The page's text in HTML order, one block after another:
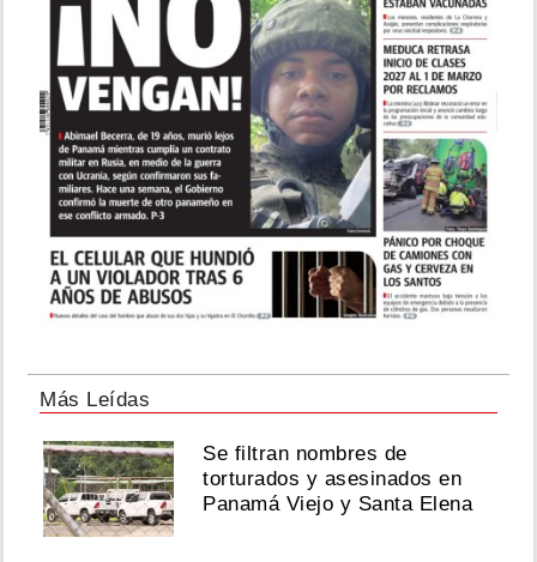
Más Leídas
Se filtran nombres de
torturados y asesinados en
Panamá Viejo y Santa Elena